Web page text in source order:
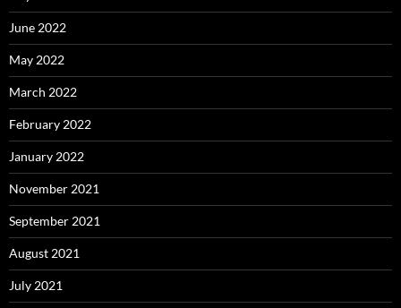
June 2022
May 2022
March 2022
February 2022
January 2022
November 2021
September 2021
August 2021
July 2021